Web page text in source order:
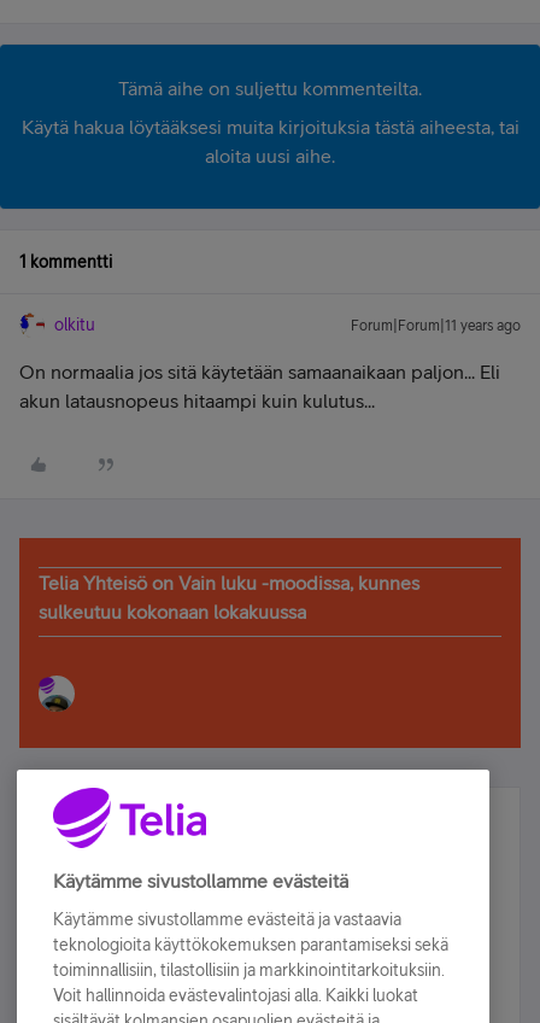
Tämä aihe on suljettu kommenteilta.
Käytä hakua löytääksesi muita kirjoituksia tästä aiheesta, tai
aloita uusi aihe.
1 kommentti
olkitu Forum|Forum|11 years ago
On normaalia jos sitä käytetään samaanaikaan paljon... Eli
akun latausnopeus hitaampi kuin kulutus...
Telia Yhteisö on Vain luku -moodissa, kunnes
sulkeutuu kokonaan lokakuussa
Älä jää paitsi – osallistu ja voita!
Tilaa Telian uutiskirje ja olet mukana arvonnassa.
sähköpostiisi.
Tilaa nyt
Käytämme sivustollamme evästeitä
Käytämme sivustollamme evästeitä ja vastaavia
teknologioita käyttökokemuksen parantamiseksi sekä
toiminnallisiin, tilastollisiin ja markkinointitarkoituksiin.
Voit hallinnoida evästevalintojasi alla. Kaikki luokat